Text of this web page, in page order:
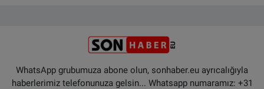
WhatsApp grubumuza abone olun, sonhaber.eu ayrıcalığıyla
haberlerimiz telefonunuza gelsin... Whatsapp numaramız: +31